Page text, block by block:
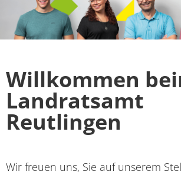
Stellenangebote
Willkommen
Landratsamt
Reutlingen
Wir freuen uns, Sie auf unserem